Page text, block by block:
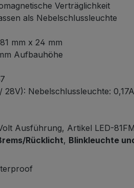
Verträglichkeit
als Nebelschlussleuchte
mm x 24 mm
Aufbauhöhe
Nebelschlussleuchte:
Ausführung, Artikel LED-81FM
Rücklicht, Blinkleuchte